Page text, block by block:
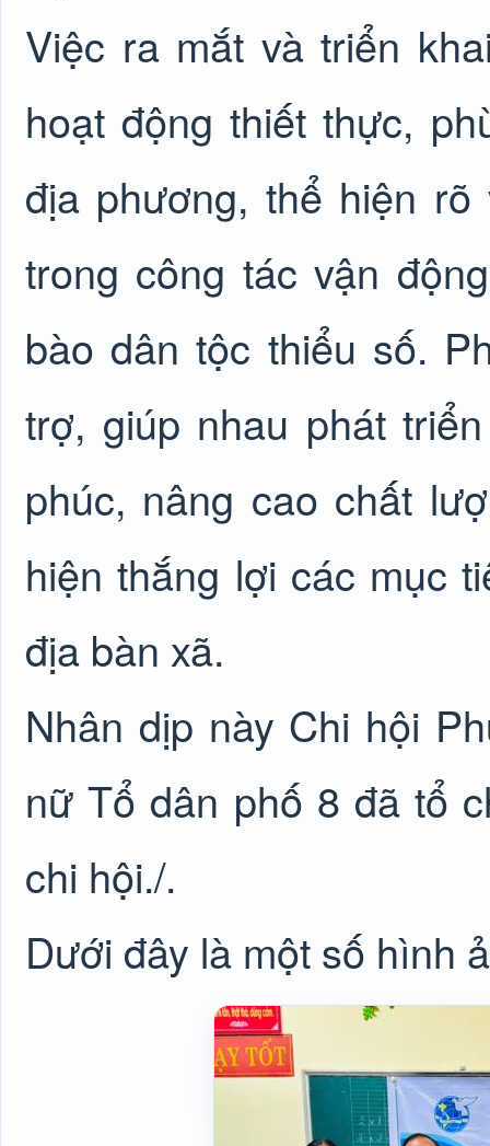
Việc ra mắt và triển
hoạt động thiết thực,
địa phương, thể hiện
trong công tác vận
bào dân tộc thiểu số.
trợ, giúp nhau phát
phúc, nâng cao chất
hiện thắng lợi các mục
địa bàn xã.
Nhân dịp này Chi hội
nữ Tổ dân phố 8 đã tổ
chi hội./.
Dưới đây là một số hình